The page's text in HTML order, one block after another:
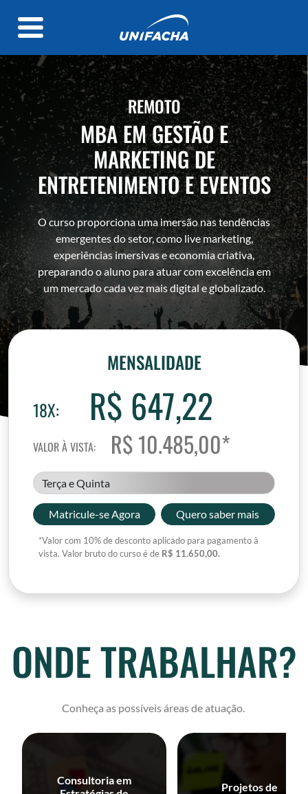
REMOTO
MBA EM GESTÃO E
MARKETING DE
ENTRETENIMENTO E EVENTOS
O curso proporciona uma imersão nas tendências
emergentes do setor, como live marketing,
experiências imersivas e economia criativa,
preparando o aluno para atuar com excelência em
um mercado cada vez mais digital e globalizado.
MENSALIDADE
18X: R$ 647,22
VALOR À VISTA: R$ 10.485,00*
Terça e Quinta
Matricule-se Agora Quero saber mais
*Valor com 10% de desconto aplicado para pagamento à
vista. Valor bruto do curso é de R$ 11.650,00.
ONDE TRABALHAR?
Conheça as possíveis áreas de atuação.
Consultoria em
Projetos de